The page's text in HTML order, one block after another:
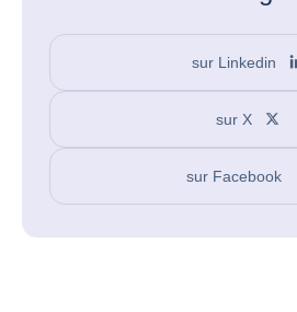
sur Linkedin
sur X
sur Facebook